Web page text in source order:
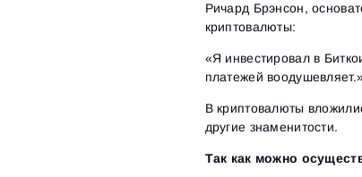
Ричард Брэнсон,
криптовалюты:
«Я инвестировал в
платежей
В криптовалюты
другие знаменитости.
Так как можно